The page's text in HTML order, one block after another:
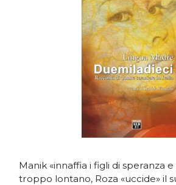
Manik «innaffia i figli di speranza e
troppo lontano, Roza «uccide» il